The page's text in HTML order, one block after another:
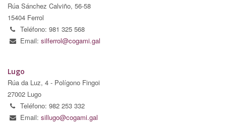
Rúa Sánchez Calviño, 56-58
15404 Ferrol
Teléfono: 981 325 568
Email: silferrol@cogami.gal
Lugo
Rúa da Luz, 4 - Polígono Fingoi
27002 Lugo
Teléfono: 982 253 332
Email: sillugo@cogami.gal